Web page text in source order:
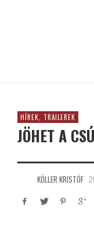
HÍREK, TRAILEREK
JÖHET A
KÖLLER KRISTÓF